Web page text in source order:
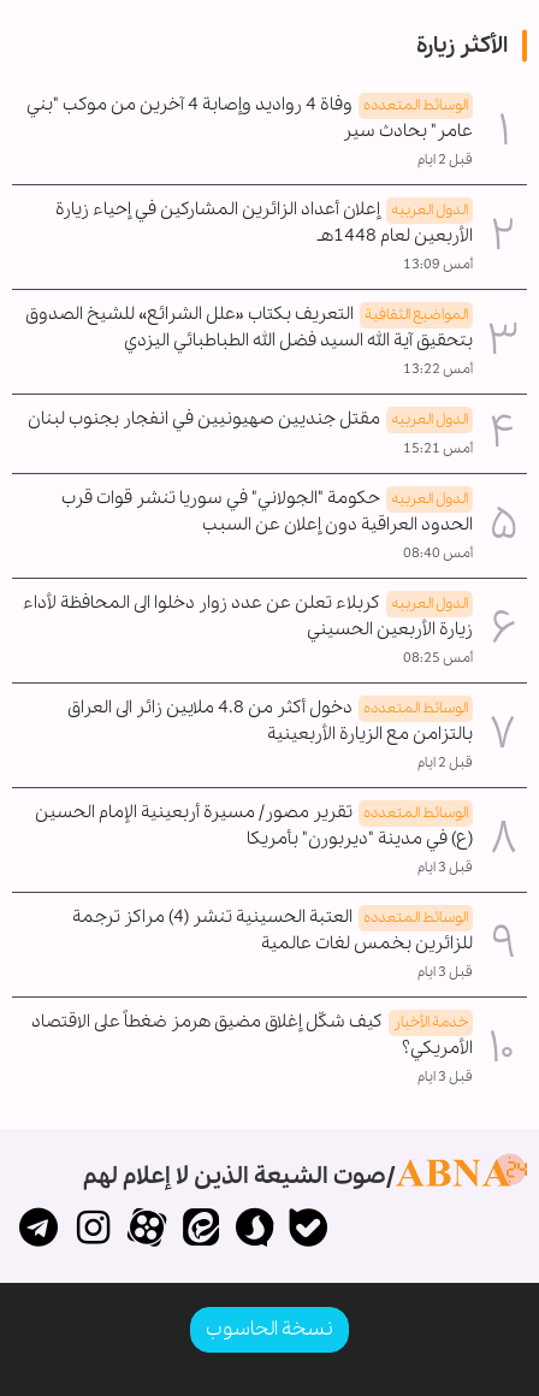
الأكثر زيارة
الوسائط المتعدده
وفاة 4 رواديد وإصابة 4 آخرين من موكب "بني
عامر" بحادث سير
قبل 2 ايام
الدول العربیه إعلان أعداد الزائرين المشاركين في إحياء زيارة
الأربعين لعام 1448هـ
أمس 13:09
المواضیع الثقافية التعريف بكتاب «علل الشرائع» للشيخ الصدوق
بتحقيق آية الله السيد فضل الله الطباطبائي اليزدي
أمس 13:22
الدول العربیه مقتل جنديين صهيونيين في انفجار بجنوب لبنان
أمس 15:21
الدول العربیه حكومة "الجولاني" في سوريا تنشر قوات قرب
الحدود العراقية دون إعلان عن السبب
أمس 08:40
الدول العربیه كربلاء تعلن عن عدد زوار دخلوا الى المحافظة لأداء
زيارة الأربعين الحسيني
أمس 08:25
الوسائط المتعدده
دخول أكثر من 4.8 ملايين زائر الى العراق
بالتزامن مع الزيارة الأربعينية
قبل 2 ايام
الوسائط المتعدده تقرير مصور/ مسيرة أربعينية الإمام الحسين
(ع) في مدينة "ديربورن" بأمريكا
قبل 3 ايام
الوسائط المتعدده
العتبة الحسينية تنشر (4) مراكز ترجمة
للزائرين بخمس لغات عالمية
قبل 3 ايام
خدمة الأخبار
كيف شكّل إغلاق مضيق هرمز ضغطاً على الاقتصاد
الأمريكي؟
قبل 3 ايام
صوت الشيعة الذين لا إعلام لهم
نسخة الحاسوب